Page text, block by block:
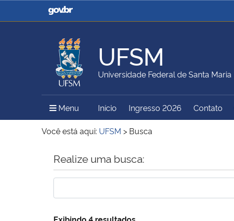
Casa Civil
Ministério da Justiça e
Ministério da Agricultura,
Pecuária e Abastecimento
Ministério da Educação
Ministério do Meio Ambiente Ministério do Turismo
UFSM
Universidade Federal de Santa Maria
Menu Menu Principal do Sítio
Início Ingresso 2026 Contato
Você está aqui: UFSM > Busca
Início do conteúdo
Realize uma busca:
Exibindo 4 resultados